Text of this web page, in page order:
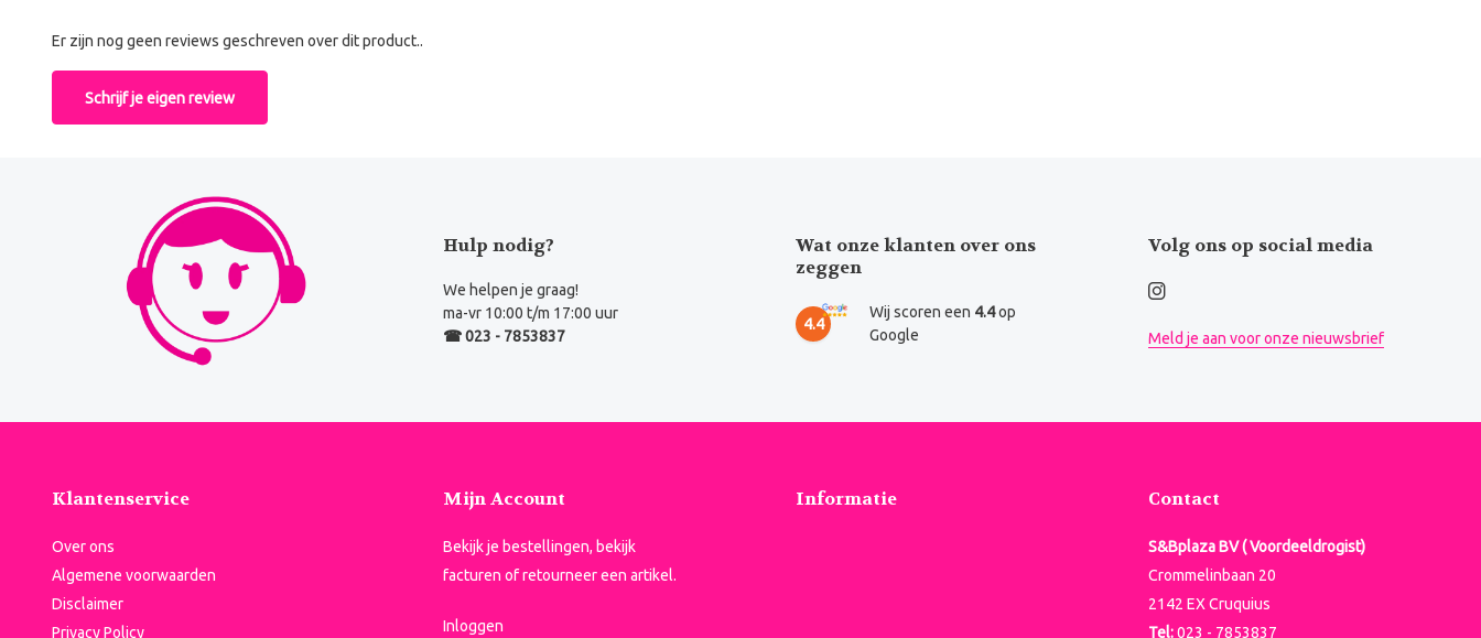
Er zijn nog geen reviews geschreven over dit product..
Schrijf je eigen review
Hulp nodig?
We helpen je graag!
ma-vr 10:00 t/m 17:00 uur
☎ 023 - 7853837
Wat onze klanten over ons
zeggen
4.4
Wij scoren een 4.4op
Google
Volg ons op social media
Meld je aan voor onze nieuwsbrief
Klantenservice
Over ons
Algemene voorwaarden
Disclaimer
Privacy Policy
Mijn Account
Bekijk je bestellingen, bekijk
facturen of retourneer een artikel.
Inloggen
Informatie Contact
S&Bplaza BV ( Voordeeldrogist)
Crommelinbaan 20
2142 EX Cruquius
Tel:023 - 7853837